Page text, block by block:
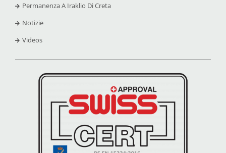
Permanenza A Iraklio Di Creta
Notizie
Videos